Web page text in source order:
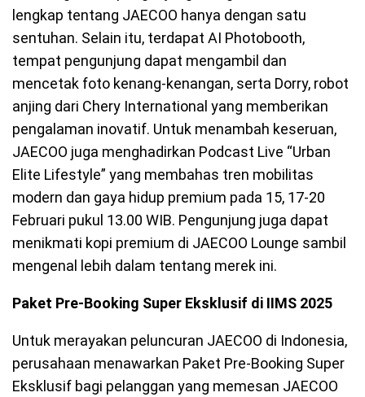
lengkap tentang JAECOO hanya dengan satu
sentuhan. Selain itu, terdapat AI Photobooth,
tempat pengunjung dapat mengambil dan
mencetak foto kenang-kenangan, serta Dorry, robot
anjing dari Chery International yang memberikan
pengalaman inovatif. Untuk menambah keseruan,
JAECOO juga menghadirkan Podcast Live “Urban
Elite Lifestyle” yang membahas tren mobilitas
modern dan gaya hidup premium pada 15, 17-20
Februari pukul 13.00 WIB. Pengunjung juga dapat
menikmati kopi premium di JAECOO Lounge sambil
mengenal lebih dalam tentang merek ini.
Paket Pre-Booking Super Eksklusif di IIMS 2025
Untuk merayakan peluncuran JAECOO di Indonesia,
perusahaan menawarkan Paket Pre-Booking Super
Eksklusif bagi pelanggan yang memesan JAECOO